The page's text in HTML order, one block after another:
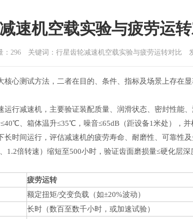
速机空载实验与疲劳运
：296 关键词：行星齿轮减速机空载实验与疲劳运转对比
心测试方法，二者在目的、条件、指标及场景上存在
行减速机，主要验证装配质量、润滑状态、密封性能
、箱体温升≤35℃，噪音≤65dB（距设备1米处），并
时间运行，评估减速机的疲劳寿命、耐磨性、可靠性
倍转速）缩短至500小时，验证齿面磨损量≤硬化层深
疲劳运转
额定扭矩/交变负载（如±20%波动）
长时（数百至数千小时，或加速试验）